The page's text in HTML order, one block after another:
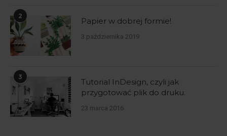
2
Papier w dobrej formie!
3 października 2019
3
Tutorial InDesign, czyli jak
przygotować plik do druku.
23 marca 2016